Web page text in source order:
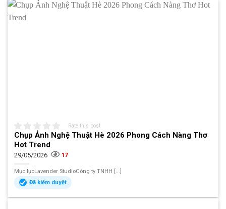
Rate this post
Chụp Ảnh Nghệ Thuật Hè 2026 Phong Cách Nàng Thơ
Hot Trend
29/05/2026 17
Mục lụcLavender StudioCông ty TNHH [...]
Đã kiểm duyệt